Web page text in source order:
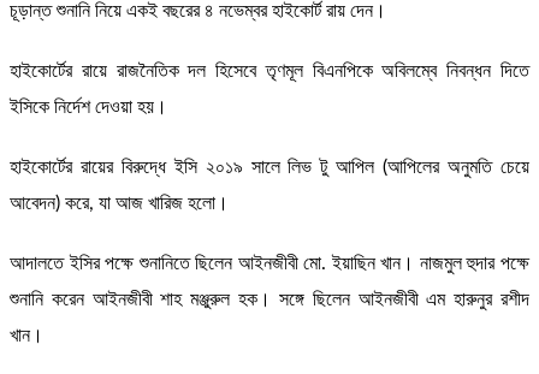
চূড়ান্ত শুনানি নিয়ে একই বছরের ৪ নভেম্বর হাইকোর্ট রায় দেন।
হাইকোর্টের রায়ে রাজনৈতিক দল হিসেবে তৃণমূল বিএনপিকে অবিলম্বে নিবন্ধন দিতে
ইসিকে নির্দেশ দেওয়া হয়।
হাইকোর্টের রায়ের বিরুদ্ধে ইসি ২০১৯ সালে লিভ টু আপিল (আপিলের অনুমতি চেয়ে
আবেদন) করে, যা আজ খারিজ হলো।
আদালতে ইসির পক্ষে শুনানিতে ছিলেন আইনজীবী মো. ইয়াছিন খান। নাজমুল হুদার পক্ষে
শুনানি করেন আইনজীবী শাহ মঞ্জুরুল হক। সঙ্গে ছিলেন আইনজীবী এম হারুনুর রশীদ
খান।